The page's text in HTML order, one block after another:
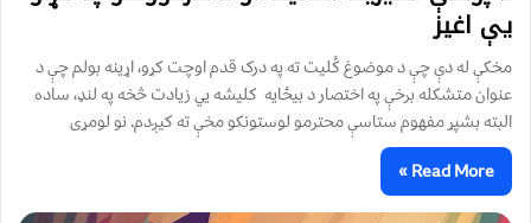
یې اغیز
مخکې له دې چې د موضوغ کُلیت ته په درک قدم اوچت کړو، اړینه بولم چې د
عنوان متشکله برخې په اختصار د بیځایه کلیشه یي زیادت څخه په لنډ، ساده
البته بشپړ مفهوم ستاسې محترمو لوستونکو مخې ته کیږدم. نو لومړی
Read More »